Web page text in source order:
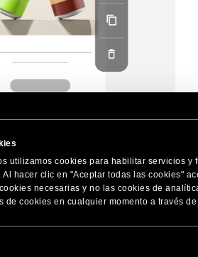
utilizamos cookies para habilitar servicios
hacer clic en "Aceptar todas las cookies"
necesarias y no las cookies de
de cookies en cualquier momento a través
dominio desde